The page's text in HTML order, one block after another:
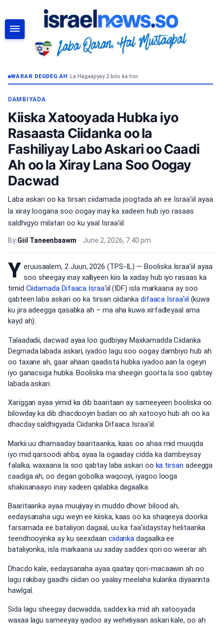
WARAR DEGDEG AH•La Hagaajiyay 2 bilo ka hor
DAMBIYADA
Kiiska Xatooyada Hubka iyo
Rasaasta Ciidanka oo la
Fashiliyay Labo Askari oo Caadi
Ah oo la Xiray Lana Soo Oogay
Dacwad
Laba askari oo ka tirsan ciidamada joogtada ah ee Israa'iil ayaa
la xiray loogana soo oogay inay ka xadeen hub iyo rasaas
saldhigyo milatari oo ku yaal Israa'iil.
By Giil Taneenbaawm • June 2, 2026, 7:40 pm
Y eruusaalem, 2 Juun, 2026 (TPS-IL) — Booliska Israa’iil ayaa
soo sheegay inay xalliyeen kiis la xaday hub iyo rasaas ka
timid Ciidamada Difaaca Israa‘iil (IDF) isla markaana ay soo
qabteen laba askari oo ka tirsan ciidanka difaaca Israa’iil(kuwa
ku jira adeegga qasabka ah – ma aha kuwa xirfadleyaal ama
kayd ah).
Talaadadii, dacwad ayaa loo gudbiyay Maxkamadda Ciidanka
Degmada labada askari, iyadoo lagu soo oogay dambiyo hub ah
oo taxane ah, gaar ahaan qaadista hubka iyadoo aan la ogeyn
iyo ganacsiga hubka. Booliska ma sheegin goorta la soo qabtay
labada askari.
Xariggan ayaa yimid ka dib baaritaan ay sameeyeen booliska oo
bilowday ka dib dhacdooyin badan oo ah xatooyo hub ah oo ka
dhacday saldhigyada Ciidanka Difaaca Israa’iil.
Markii uu dhamaaday baaritaanka, kaas oo ahaa mid muuqda
iyo mid qarsoodi ahba, ayaa la ogaaday cidda ka dambeysay
falalka, waxaana la soo qabtay laba askari oo ka tirsan adeegga
caadiga ah, oo degan gobolka waqooyi, iyagoo looga
shakisanaayo inay xadeen qalabka dagaalka.
Baaritaanka ayaa muujiyay in muddo dhowr bilood ah,
eedaysanaha ugu weyn ee kiiska, kaas oo ka shaqeeya doorka
farsamada ee bataliyon dagaal, uu ka faa’iidaystay helitaanka
teendhooyinka ay ku seexdaan ciidanka dagaalka ee
bataliyonka, isla markaana uu xaday saddex qori oo weerar ah.
Dhacdo kale, eedaysanaha ayaa qaatay qori-macaawin ah oo
lagu rakibay gaadhi ciidan oo yaalay meelaha kulanka diyaarinta
hawlgal.
Sida lagu sheegay dacwadda, saddex ka mid ah xatooyada
waxaa lagu sameeyay iyadoo ay weheliyaan askari kale, oo ah